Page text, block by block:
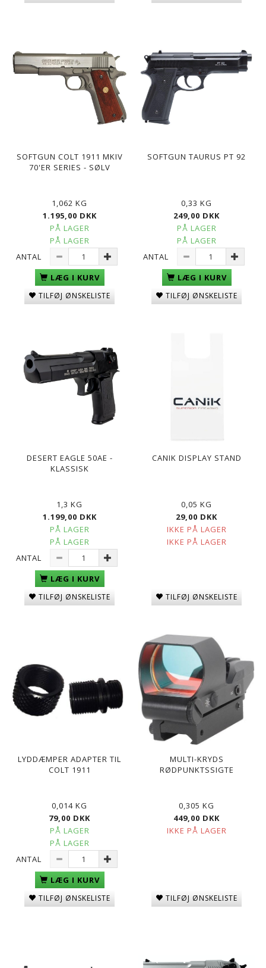
SOFTGUN COLT 1911 MKIV
70'ER SERIES - SØLV
1,062 KG
1.195,00 DKK
PÅ LAGER
PÅ LAGER
ANTAL
LÆG I KURV
TILFØJ ØNSKELISTE
SOFTGUN TAURUS PT 92
0,33 KG
249,00 DKK
PÅ LAGER
PÅ LAGER
ANTAL
LÆG I KURV
TILFØJ ØNSKELISTE
DESERT EAGLE 50AE -
KLASSISK
1,3 KG
1.199,00 DKK
PÅ LAGER
PÅ LAGER
ANTAL
LÆG I KURV
TILFØJ ØNSKELISTE
CANIK DISPLAY STAND
0,05 KG
29,00 DKK
IKKE PÅ LAGER
IKKE PÅ LAGER
TILFØJ ØNSKELISTE
LYDDÆMPER ADAPTER TIL
COLT 1911
0,014 KG
79,00 DKK
PÅ LAGER
PÅ LAGER
ANTAL
LÆG I KURV
TILFØJ ØNSKELISTE
MULTI-KRYDS
RØDPUNKTSSIGTE
0,305 KG
449,00 DKK
IKKE PÅ LAGER
TILFØJ ØNSKELISTE